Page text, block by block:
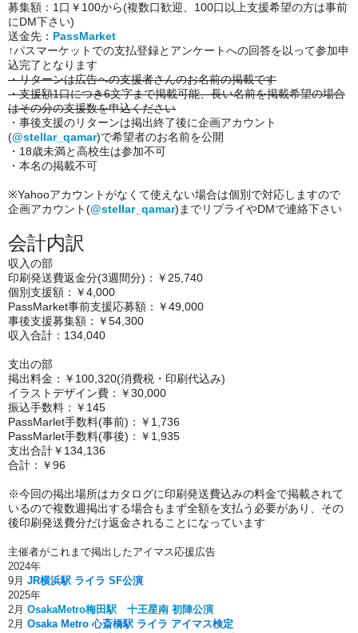
募集額：1口￥100から(複数口歓迎、100口以上支援希望の方は事前
にDM下さい)
送金先： PassMarket
↑パスマーケットでの支払登録とアンケートへの回答を以って参加申
込完了となります
・リターンは広告への支援者さんのお名前の掲載です
・支援額1口につき6文字まで掲載可能、長い名前を掲載希望の場合
はその分の支援数を申込ください
・事後支援のリターンは掲出終了後に企画アカウント
(@stellar_qamar)で希望者のお名前を公開
・18歳未満と高校生は参加不可
・本名の掲載不可
※Yahooアカウントがなくて使えない場合は個別で対応しますので
企画アカウント(@stellar_qamar)までリプライやDMで連絡下さい
会計内訳
収入の部
印刷発送費返金分(3週間分)：￥25,740
個別支援額：￥4,000
PassMarket事前支援応募額：￥49,000
事後支援募集額：￥54,300
収入合計：134,040
支出の部
掲出料金：￥100,320(消費税・印刷代込み)
イラストデザイン費：￥30,000
振込手数料：￥145
PassMarlet手数料(事前)：￥1,736
PassMarlet手数料(事後)：￥1,935
支出合計￥134,136
合計：￥96
※今回の掲出場所はカタログに印刷発送費込みの料金で掲載されて
いるので複数週掲出する場合もまず全額を支払う必要があり、その
後印刷発送費分だけ返金されることになっています
主催者がこれまで掲出したアイマス応援広告
2024年
9月 JR横浜駅 ライラ SF公演
2025年
2月 OsakaMetro梅田駅 十王星南 初陣公演
2月 Osaka Metro 心斎橋駅 ライラ アイマス検定